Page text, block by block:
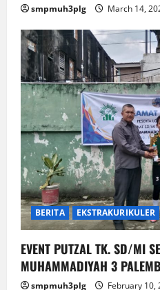
smpmuh3plg March 14,
BERITA EKSTRAKURIKULER
EVENT PUTZAL TK. SD/MI
MUHAMMADIYAH 3
smpmuh3plg February 10,